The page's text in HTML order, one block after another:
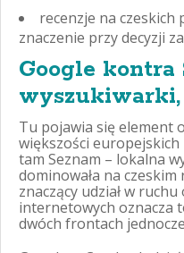
recenzje na
znaczenie przy decyzji
Google kontra
Tu pojawia się element
większości europejskich
tam Seznam – lokalna
dominowała na
znaczący udział w
internetowych oznacza
dwóch frontach